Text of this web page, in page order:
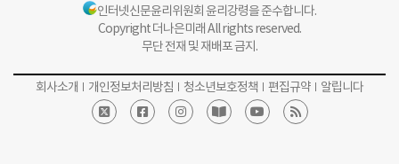
인터넷신문윤리위원회 윤리강령을 준수합니다.
Copyright 더나은미래 All rights reserved.
무단 전재 및 재배포 금지.
회사소개 개인정보처리방침 청소년보호정책 편집규약 알립니다